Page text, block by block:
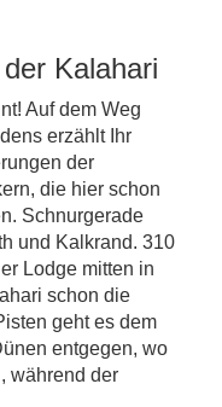
Kalahari
Auf dem Weg
erzählt Ihr
der
die hier schon
Schnurgerade
und Kalkrand. 310
Lodge mitten in
schon die
geht es dem
entgegen, wo
während der